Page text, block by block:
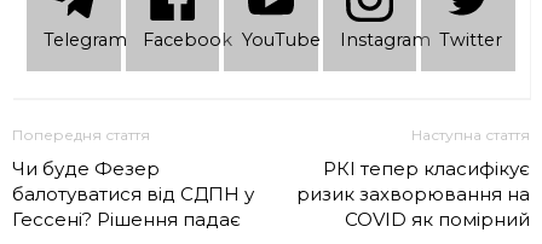
Telеgram Facebook YouTube Instagram Twitter
Попередня стаття
Чи буде Фезер
балотуватися від СДПН у
Гессені? Рішення падає
Наступна стаття
РКІ тепер класифікує
ризик захворювання на
COVID як помірний